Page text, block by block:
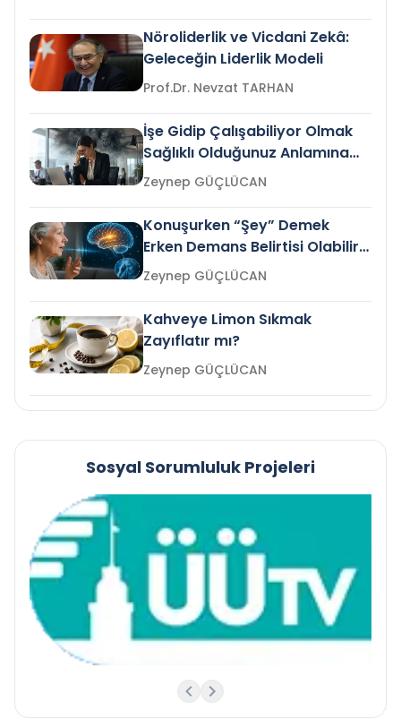
Nöroliderlik ve Vicdani Zekâ:
Geleceğin Liderlik Modeli
Prof.Dr. Nevzat TARHAN
İşe Gidip Çalışabiliyor Olmak
Sağlıklı Olduğunuz Anlamına
Gelir mi?Zeynep GÜÇLÜCAN
Konuşurken “Şey” Demek
Erken Demans Belirtisi Olabilir
mi?
Zeynep GÜÇLÜCAN
Kahveye Limon Sıkmak
Zayıflatır mı?
Zeynep GÜÇLÜCAN
Sosyal Sorumluluk Projeleri